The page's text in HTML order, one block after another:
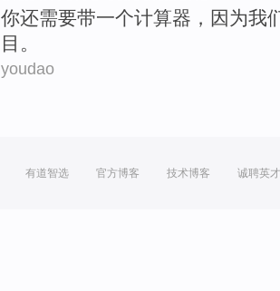
你还需要带一个计算器 ，因为我
目。
youdao
有道智选 官方博客 技术博客 诚聘英才